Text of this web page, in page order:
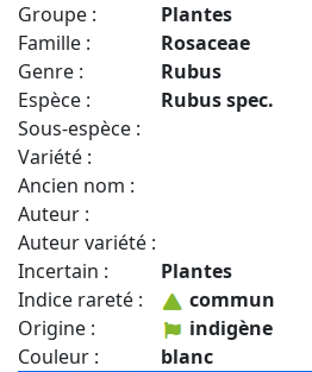
Groupe :
Plantes
Famille :
Rosaceae
Genre :
Rubus
Espèce :
Rubus spec.
Sous-espèce :
Variété :
Ancien nom :
Auteur :
Auteur variété :
Incertain :
Plantes
Indice rareté :
commun
Origine :
indigène
Couleur :
blanc